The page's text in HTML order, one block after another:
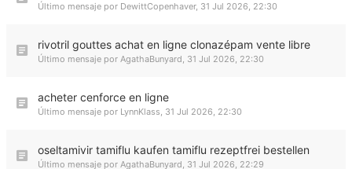
Último mensaje por DewittCopenhaver, 31 Jul 2026, 22:30
rivotril gouttes achat en ligne clonazépam vente libre
Último mensaje por AgathaBunyard, 31 Jul 2026, 22:30
acheter cenforce en ligne
Último mensaje por LynnKlass, 31 Jul 2026, 22:30
oseltamivir tamiflu kaufen tamiflu rezeptfrei bestellen
Último mensaje por AgathaBunyard, 31 Jul 2026, 22:29